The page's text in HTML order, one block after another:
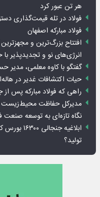
هر تن عبور کرد
فولاد در تله قیمت‌گذاری
فولاد مبارکه اصفهان
افتتاح بزرگ‌ترین و
انرژی‌های نو و تجدیدپذیر
گفتگو با کاوه معلمی، مدیر
حیات اکتشافات غدیر در
راهی که فولاد مبارکه پس
مدیرکل حفاظت محیط‌زیست
نگاه تازه‌ای به توسعه صنعت
ابلاغیه
تولید؟